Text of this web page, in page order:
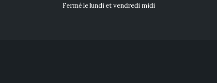
Fermé le lundi et vendredi midi